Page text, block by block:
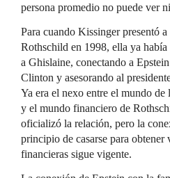
persona promedio no puede ver
Para cuando Kissinger presentó
Rothschild en 1998, ella ya había
a Ghislaine, conectando a
Clinton y asesorando al
Ya era el nexo entre el mundo
y el mundo financiero de
oficializó la relación, pero la
principio de casarse para obtener
financieras sigue vigente.